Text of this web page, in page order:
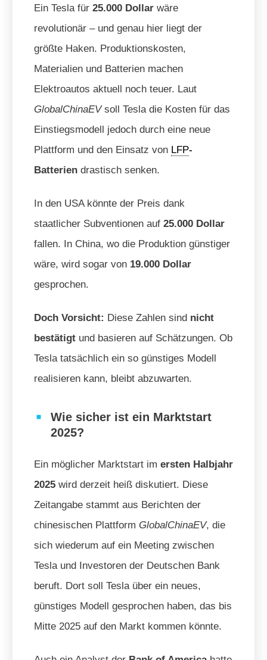
Ein Tesla für 25.000 Dollar wäre
revolutionär – und genau hier liegt der
größte Haken. Produktionskosten,
Materialien und Batterien machen
Elektroautos aktuell noch teuer. Laut
GlobalChinaEVsoll Tesla die Kosten für das
Einstiegsmodell jedoch durch eine neue
Plattform und den Einsatz von LFP-
Batterien drastisch senken.
In den USA könnte der Preis dank
staatlicher Subventionen auf 25.000 Dollar
fallen. In China, wo die Produktion günstiger
wäre, wird sogar von 19.000 Dollar
gesprochen.
Doch Vorsicht: Diese Zahlen sind nicht
bestätigt und basieren auf Schätzungen. Ob
Tesla tatsächlich ein so günstiges Modell
realisieren kann, bleibt abzuwarten.
Wie sicher ist ein Marktstart
2025?
Ein möglicher Marktstart im ersten Halbjahr
2025 wird derzeit heiß diskutiert. Diese
Zeitangabe stammt aus Berichten der
chinesischen Plattform GlobalChinaEV, die
sich wiederum auf ein Meeting zwischen
Tesla und Investoren der Deutschen Bank
beruft. Dort soll Tesla über ein neues,
günstiges Modell gesprochen haben, das bis
Mitte 2025 auf den Markt kommen könnte.